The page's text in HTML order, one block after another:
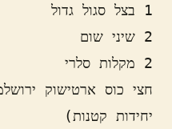
1 בצל סגול גדול
2 שיני שום
2 מקלות סלרי
יחידות קטנות)